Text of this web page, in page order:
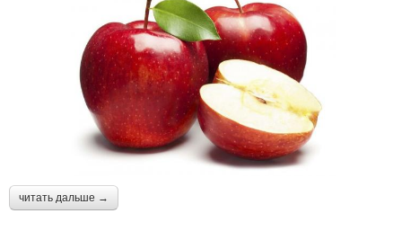
читать дальше →